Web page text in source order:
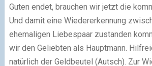
Guten endet, brauchen wir jetzt die
Und damit eine Wiedererkennung
ehemaligen Liebespaar zustanden
wir den Geliebten als Hauptmann.
natürlich der Geldbeutel (Autsch). Zur